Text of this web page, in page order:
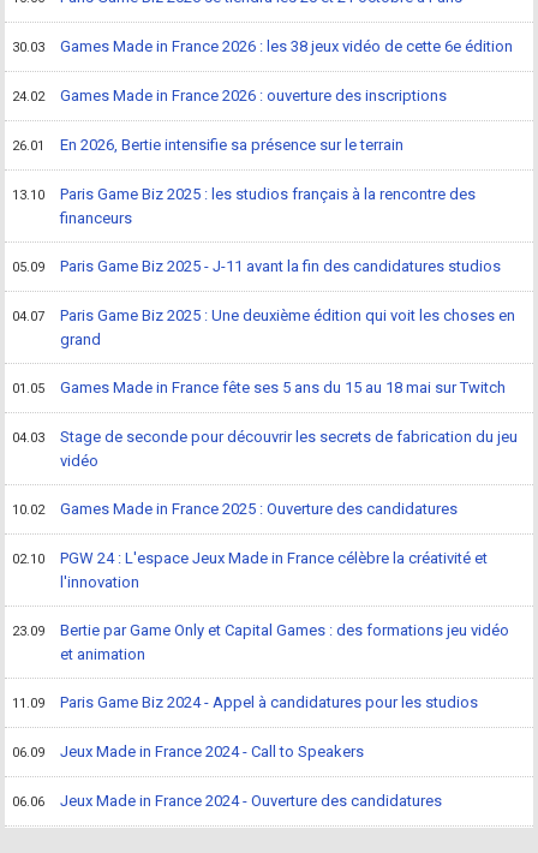
30.03 Games Made in France 2026 : les 38 jeux vidéo de cette 6e édition
24.02 Games Made in France 2026 : ouverture des inscriptions
26.01 En 2026, Bertie intensifie sa présence sur le terrain
13.10
Paris Game Biz 2025 : les studios français à la rencontre des
financeurs
05.09 Paris Game Biz 2025 - J-11 avant la fin des candidatures studios
04.07
Paris Game Biz 2025 : Une deuxième édition qui voit les choses en
grand
01.05 Games Made in France fête ses 5 ans du 15 au 18 mai sur Twitch
04.03
Stage de seconde pour découvrir les secrets de fabrication du jeu
vidéo
10.02 Games Made in France 2025 : Ouverture des candidatures
02.10
PGW 24 : L'espace Jeux Made in France célèbre la créativité et
l'innovation
23.09
Bertie par Game Only et Capital Games : des formations jeu vidéo
et animation
11.09 Paris Game Biz 2024 - Appel à candidatures pour les studios
06.09 Jeux Made in France 2024 - Call to Speakers
06.06 Jeux Made in France 2024 - Ouverture des candidatures